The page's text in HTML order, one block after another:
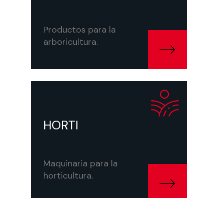
Productos para la
arboricultura.
HORTI
Maquinaria para la
horticultura.
https://id-david.com/productos/horti/